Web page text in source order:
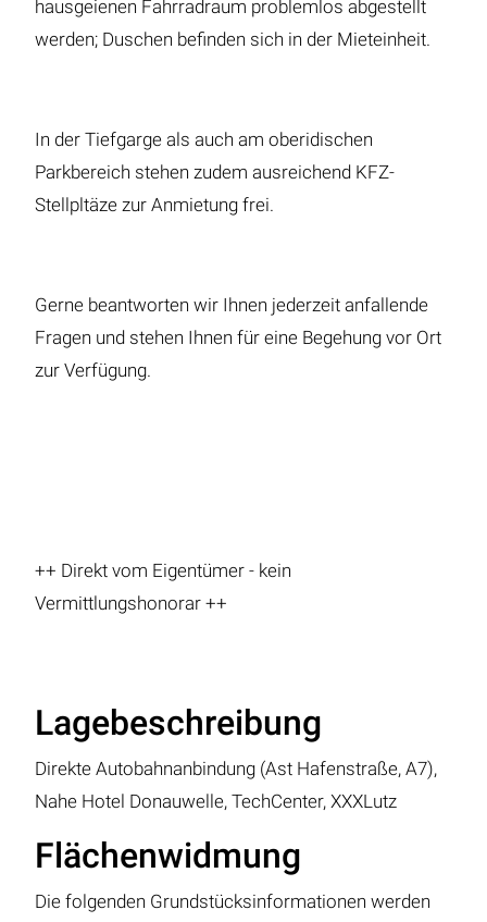
hausgeienen Fahrradraum problemlos abgestellt
werden; Duschen befinden sich in der Mieteinheit.
In der Tiefgarge als auch am oberidischen
Parkbereich stehen zudem ausreichend KFZ-
Stellpltäze zur Anmietung frei.
Gerne beantworten wir Ihnen jederzeit anfallende
Fragen und stehen Ihnen für eine Begehung vor Ort
zur Verfügung.
++ Direkt vom Eigentümer - kein
Vermittlungshonorar ++
Lagebeschreibung
Direkte Autobahnanbindung (Ast Hafenstraße, A7),
Nahe Hotel Donauwelle, TechCenter, XXXLutz
Flächenwidmung
Die folgenden Grundstücksinformationen werden